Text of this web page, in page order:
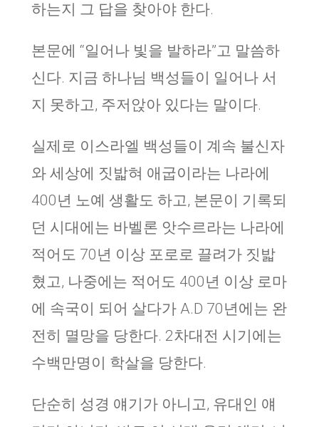
하는지 그 답을 찾아야 한다.
본문에 “일어나 빛을 발하라”고 말씀하
신다. 지금 하나님 백성들이 일어나 서
지 못하고, 주저앉아 있다는 말이다.
실제로 이스라엘 백성들이 계속 불신자
와 세상에 짓밟혀 애굽이라는 나라에
400년 노예 생활도 하고, 본문이 기록되
던 시대에는 바벨론 앗수르라는 나라에
적어도 70년 이상 포로로 끌려가 짓밟
혔고, 나중에는 적어도 400년 이상 로마
에 속국이 되어 살다가 A.D 70년에는 완
전히 멸망을 당한다. 2차대전 시기에는
수백만명이 학살을 당한다.
단순히 성경 얘기가 아니고, 유대인 얘